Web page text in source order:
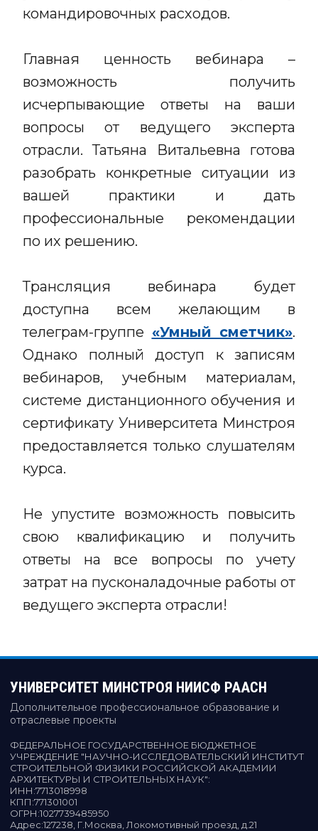
командировочных расходов.
Главная ценность вебинара –
возможность получить
исчерпывающие ответы на ваши
вопросы от ведущего эксперта
отрасли. Татьяна Витальевна готова
разобрать конкретные ситуации из
вашей практики и дать
профессиональные рекомендации
по их решению.
Трансляция вебинара будет
доступна всем желающим в
телеграм-группе «Умный сметчик».
Однако полный доступ к записям
вебинаров, учебным материалам,
системе дистанционного обучения и
сертификату Университета Минстроя
предоставляется только слушателям
курса.
Не упустите возможность повысить
свою квалификацию и получить
ответы на все вопросы по учету
затрат на пусконаладочные работы от
ведущего эксперта отрасли!
УНИВЕРСИТЕТ МИНСТРОЯ НИИСФ РААСН
Дополнительное профессиональное образование и
отраслевые проекты
ФЕДЕРАЛЬНОЕ ГОСУДАРСТВЕННОЕ БЮДЖЕТНОЕ
УЧРЕЖДЕНИЕ "НАУЧНО-ИССЛЕДОВАТЕЛЬСКИЙ ИНСТИТУТ
СТРОИТЕЛЬНОЙ ФИЗИКИ РОССИЙСКОЙ АКАДЕМИИ
АРХИТЕКТУРЫ И СТРОИТЕЛЬНЫХ НАУК":
ИНН:7713018998
КПП:771301001
ОГРН:1027739485950
Адрес:127238, Г.Москва, Локомотивный проезд, д.21